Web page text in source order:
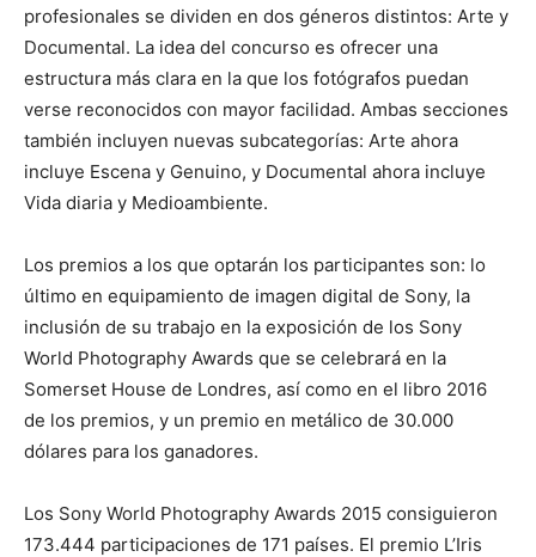
profesionales se dividen en dos géneros distintos: Arte y
Documental. La idea del concurso es ofrecer una
estructura más clara en la que los fotógrafos puedan
verse reconocidos con mayor facilidad. Ambas secciones
también incluyen nuevas subcategorías: Arte ahora
incluye Escena y Genuino, y Documental ahora incluye
Vida diaria y Medioambiente.
Los premios a los que optarán los participantes son: lo
último en equipamiento de imagen digital de Sony, la
inclusión de su trabajo en la exposición de los Sony
World Photography Awards que se celebrará en la
Somerset House de Londres, así como en el libro 2016
de los premios, y un premio en metálico de 30.000
dólares para los ganadores.
Los Sony World Photography Awards 2015 consiguieron
173.444 participaciones de 171 países. El premio L’Iris